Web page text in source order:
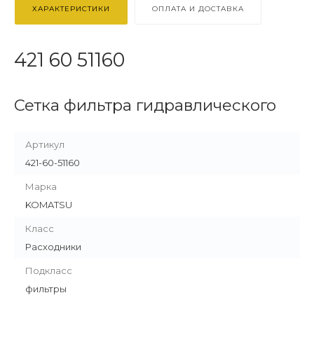
ХАРАКТЕРИСТИКИ ОПЛАТА И ДОСТАВКА
421 60 51160
Сетка фильтра гидравлического
Артикул
421-60-51160
Марка
KOMATSU
Класс
Расходники
Подкласс
фильтры